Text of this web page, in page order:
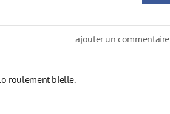
ajouter un commentaire
roulement bielle.